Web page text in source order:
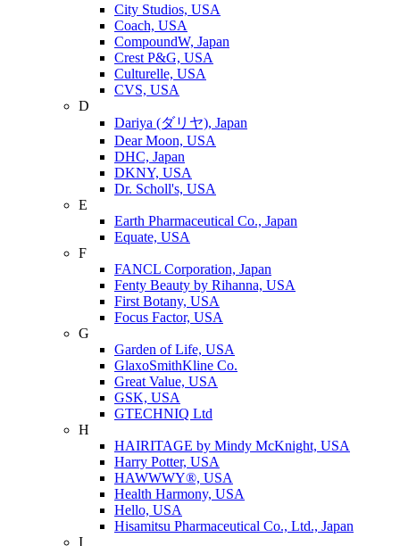
City Studios, USA
Coach, USA
CompoundW, Japan
Crest P&G, USA
Culturelle, USA
CVS, USA
D
Dariya (ダリヤ), Japan
Dear Moon, USA
DHC, Japan
DKNY, USA
Dr. Scholl's, USA
E
Earth Pharmaceutical Co., Japan
Equate, USA
F
FANCL Corporation, Japan
Fenty Beauty by Rihanna, USA
First Botany, USA
Focus Factor, USA
G
Garden of Life, USA
GlaxoSmithKline Co.
Great Value, USA
GSK, USA
GTECHNIQ Ltd
H
HAIRITAGE by Mindy McKnight, USA
Harry Potter, USA
HAWWWY®, USA
Health Harmony, USA
Hello, USA
Hisamitsu Pharmaceutical Co., Ltd., Japan
I